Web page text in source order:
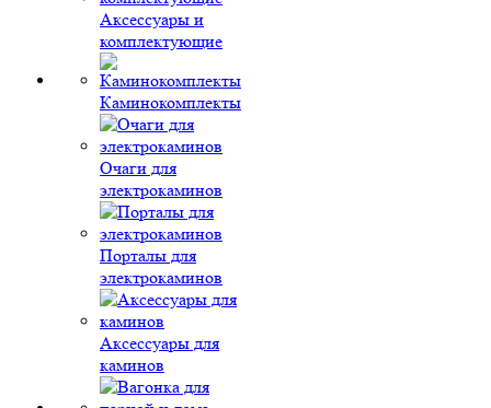
Аксессуары и
комплектующие
Каминокомплекты
Очаги для
электрокаминов
Порталы для
электрокаминов
Аксессуары для
каминов